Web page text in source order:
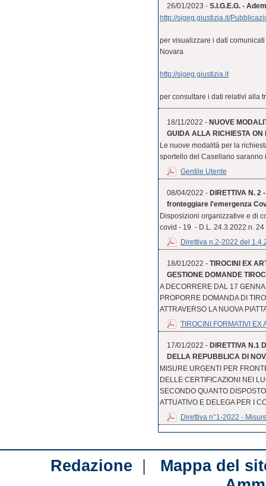
26/01/2023 - S.I.G.E.G. -
http://sigeg.giustizia.it/
per visualizzare i dati
Novara
http://sigeg.giustizia.it
per consultare i dati relativi alla
18/11/2022 - NUOVE
GUIDA ALLA RICHIESTA ON
Le nuove modalità per la
sportello del Casellario saranno
Gentile Utente
08/04/2022 - DIRETTIVA N.
fronteggiare l'emergenza
Disposizioni organizzative e di
covid - 19 - D.L. 24.3.2022 n. 24
Direttiva n.2-2022 del
18/01/2022 - TIROCINI EX
GESTIONE DOMANDE
A DECORRERE DAL 17
PROPORRE DOMANDA DI
ATTRAVERSO LA NUOVA
TIROCINI FORMATIVI EX
17/01/2022 - DIRETTIVA N.1
DELLA REPUBBLICA DI
MISURE URGENTI PER
DELLE CERTIFICAZIONI NEI
SECONDO QUANTO
ATTUATIVO E DELEGA PER I
Direttiva n°1-2022 -
Redazione | Mappa del